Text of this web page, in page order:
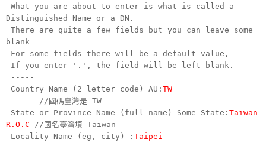
What you are about to enter is what is called a
Distinguished Name or a DN.
There are quite a few fields but you can leave some
blank
For some fields there will be a default value,
If you enter '.', the field will be left blank.
-----
Country Name (2 letter code) AU: TW
//國碼臺灣是 TW
State or Province Name (full name) Some-State: Taiwan
R.O.C //國名臺灣填 Taiwan
Locality Name (eg, city) : Taipei